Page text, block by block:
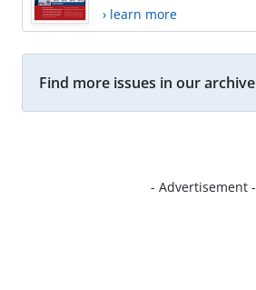
› learn more
Find more issues in our archive
- Advertisement -